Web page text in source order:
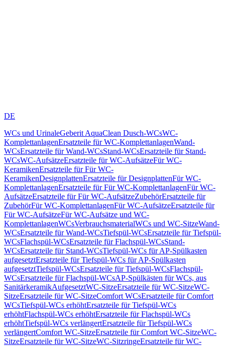
DE
WCs und UrinaleGeberit AquaClean Dusch-WCsWC-
KomplettanlagenErsatzteile für WC-KomplettanlagenWand-
WCsErsatzteile für Wand-WCsStand-WCsErsatzteile für Stand-
WCsWC-AufsätzeErsatzteile für WC-AufsätzeFür WC-
KeramikenErsatzteile für Für WC-
KeramikenDesignplattenErsatzteile für DesignplattenFür WC-
KomplettanlagenErsatzteile für Für WC-KomplettanlagenFür WC-
AufsätzeErsatzteile für Für WC-AufsätzeZubehörErsatzteile für
ZubehörFür WC-KomplettanlagenFür WC-AufsätzeErsatzteile für
Für WC-AufsätzeFür WC-Aufsätze und WC-
KomplettanlagenWCsVerbrauchsmaterialWCs und WC-SitzeWand-
WCsErsatzteile für Wand-WCsTiefspül-WCsErsatzteile für Tiefspül-
WCsFlachspül-WCsErsatzteile für Flachspül-WCsStand-
WCsErsatzteile für Stand-WCsTiefspül-WCs für AP-Spülkasten
aufgesetztErsatzteile für Tiefspül-WCs für AP-Spülkasten
aufgesetztTiefspül-WCsErsatzteile für Tiefspül-WCsFlachspül-
WCsErsatzteile für Flachspül-WCsAP-Spülkästen für WCs, aus
SanitärkeramikAufgesetztWC-SitzeErsatzteile für WC-SitzeWC-
SitzeErsatzteile für WC-SitzeComfort WCsErsatzteile für Comfort
WCsTiefspül-WCs erhöhtErsatzteile für Tiefspül-WCs
erhöhtFlachspül-WCs erhöhtErsatzteile für Flachspül-WCs
erhöhtTiefspül-WCs verlängertErsatzteile für Tiefspül-WCs
verlängertComfort WC-SitzeErsatzteile für Comfort WC-SitzeWC-
SitzeErsatzteile für WC-SitzeWC-SitzringeErsatzteile für WC-